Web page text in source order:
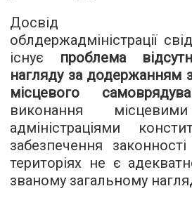
Досвід
облдержадміністрації
існує проблема
нагляду за додержанням
місцевого
виконання
адміністраціями
забезпечення
територіях не є
званому загальному